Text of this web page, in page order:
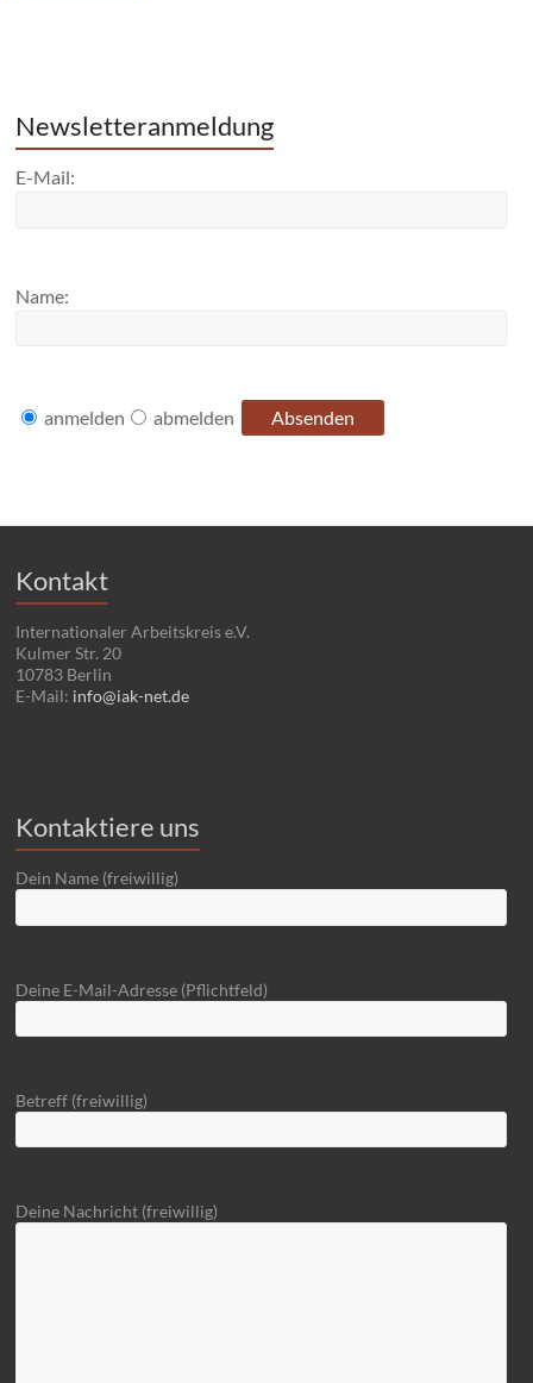
Newsletteranmeldung
E-Mail:
Name:
anmelden abmelden
Kontakt
Internationaler Arbeitskreis e.V.
Kulmer Str. 20
10783 Berlin
E-Mail: info@iak-net.de
Kontaktiere uns
Dein Name (freiwillig)
Deine E-Mail-Adresse (Pflichtfeld)
Betreff (freiwillig)
Deine Nachricht (freiwillig)